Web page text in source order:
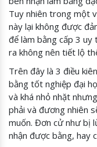
Tuy nhiên trong một
này lại không được
để làm bằng cấp 3 uy
ra không nên tiết lộ
Trên đây là 3 điều
bằng tốt nghiệp đại
và khá nhỏ nhặt
phải và đương nhiên
muốn. Đơn cử như bị
nhận được bằng, hay